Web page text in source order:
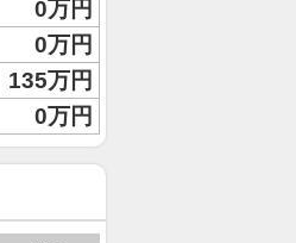
0万円
0万円
135万円
0万円